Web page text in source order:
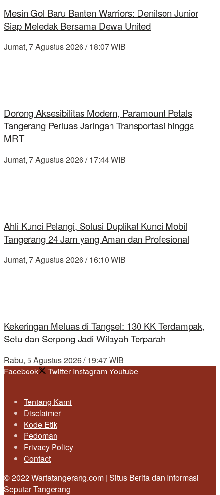
Mesin Gol Baru Banten Warriors: Denilson Junior
Siap Meledak Bersama Dewa United
Jumat, 7 Agustus 2026 / 18:07 WIB
Dorong Aksesibilitas Modern, Paramount Petals
Tangerang Perluas Jaringan Transportasi hingga
MRT
Jumat, 7 Agustus 2026 / 17:44 WIB
Ahli Kunci Pelangi, Solusi Duplikat Kunci Mobil
Tangerang 24 Jam yang Aman dan Profesional
Jumat, 7 Agustus 2026 / 16:10 WIB
Kekeringan Meluas di Tangsel: 130 KK Terdampak,
Setu dan Serpong Jadi Wilayah Terparah
Rabu, 5 Agustus 2026 / 19:47 WIB
Facebook
Twitter InstagramYoutube
Tentang Kami
Disclaimer
Kode Etik
Pedoman
Privacy Policy
Contact
© 2022 Wartatangerang.com | Situs Berita dan Informasi
Seputar Tangerang